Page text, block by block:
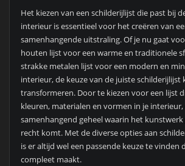
Het kiezen van een schilderijlijst die past bij
interieur is essentieel voor het creëren van
samenhangende uitstraling. Of je nu gaat
houten lijst voor een warme en traditionele
strakke metalen lijst voor een modern en
interieur, de keuze van de juiste schilderijlijst
transformeren. Door te kiezen voor een lijst
kleuren, materialen en vormen in je interieur,
samenhangend geheel waarin het
recht komt. Met de diverse opties aan
is er altijd wel een passende keuze te vinden
compleet maakt.